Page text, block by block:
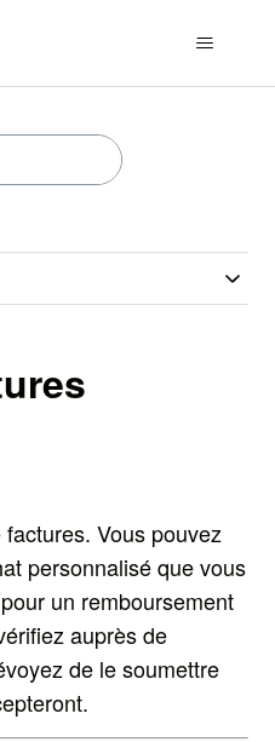
Vous pouvez
personnalisé que vous
un remboursement
auprès de
de le soumettre